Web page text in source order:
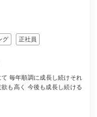
グ 正社員
毎年順調に成長し続けそれ
も高く 今後も成長し続ける